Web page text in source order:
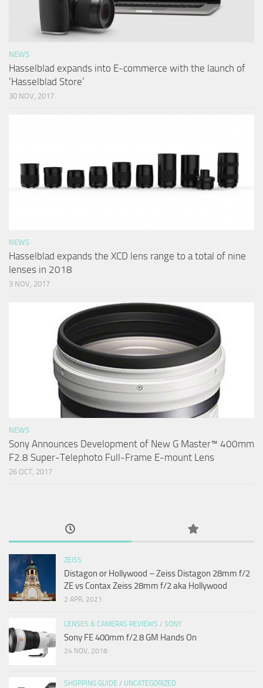
NEWS
Hasselblad expands into E-commerce with the launch of
‘Hasselblad Store’
30 NOV, 2017
NEWS
Hasselblad expands the XCD lens range to a total of nine
lenses in 2018
3 NOV, 2017
NEWS
Sony Announces Development of New G Master™ 400mm
F2.8 Super-Telephoto Full-Frame E-mount Lens
26 OCT, 2017
ZEISS
Distagon or Hollywood – Zeiss Distagon 28mm f/2
ZE vs Contax Zeiss 28mm f/2 aka Hollywood
2 APR, 2021
LENSES & CAMERAS REVIEWS / SONY
Sony FE 400mm f/2.8 GM Hands On
24 NOV, 2018
SHOPPING GUIDE / UNCATEGORIZED